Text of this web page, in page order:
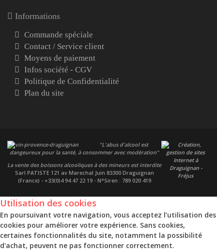
Informations
Commande spéciale
Contact / Service client
Moyens de paiement
Infos société - CGV
Politique de Confidentialité
Plan du site
"L'abus d'alcool est
dangeureux pour la santé, à consommer avec modération"
La vente des boissons alcooliques à des mineurs est interdite
Sarl PATISTE 121 av Marechal Juin 83300 Draguignan
(France) - +33(0)4 94 47 22 19 - N°Siren : 789 020 419
Utilisation des cookies
En poursuivant votre navigation, vous acceptez l’utilisation des
cookies pour améliorer votre expérience. Sans cookies,
certaines fonctionnalités du site, notamment la possibilité
d'achat, peuvent ne pas fonctionner correctement.